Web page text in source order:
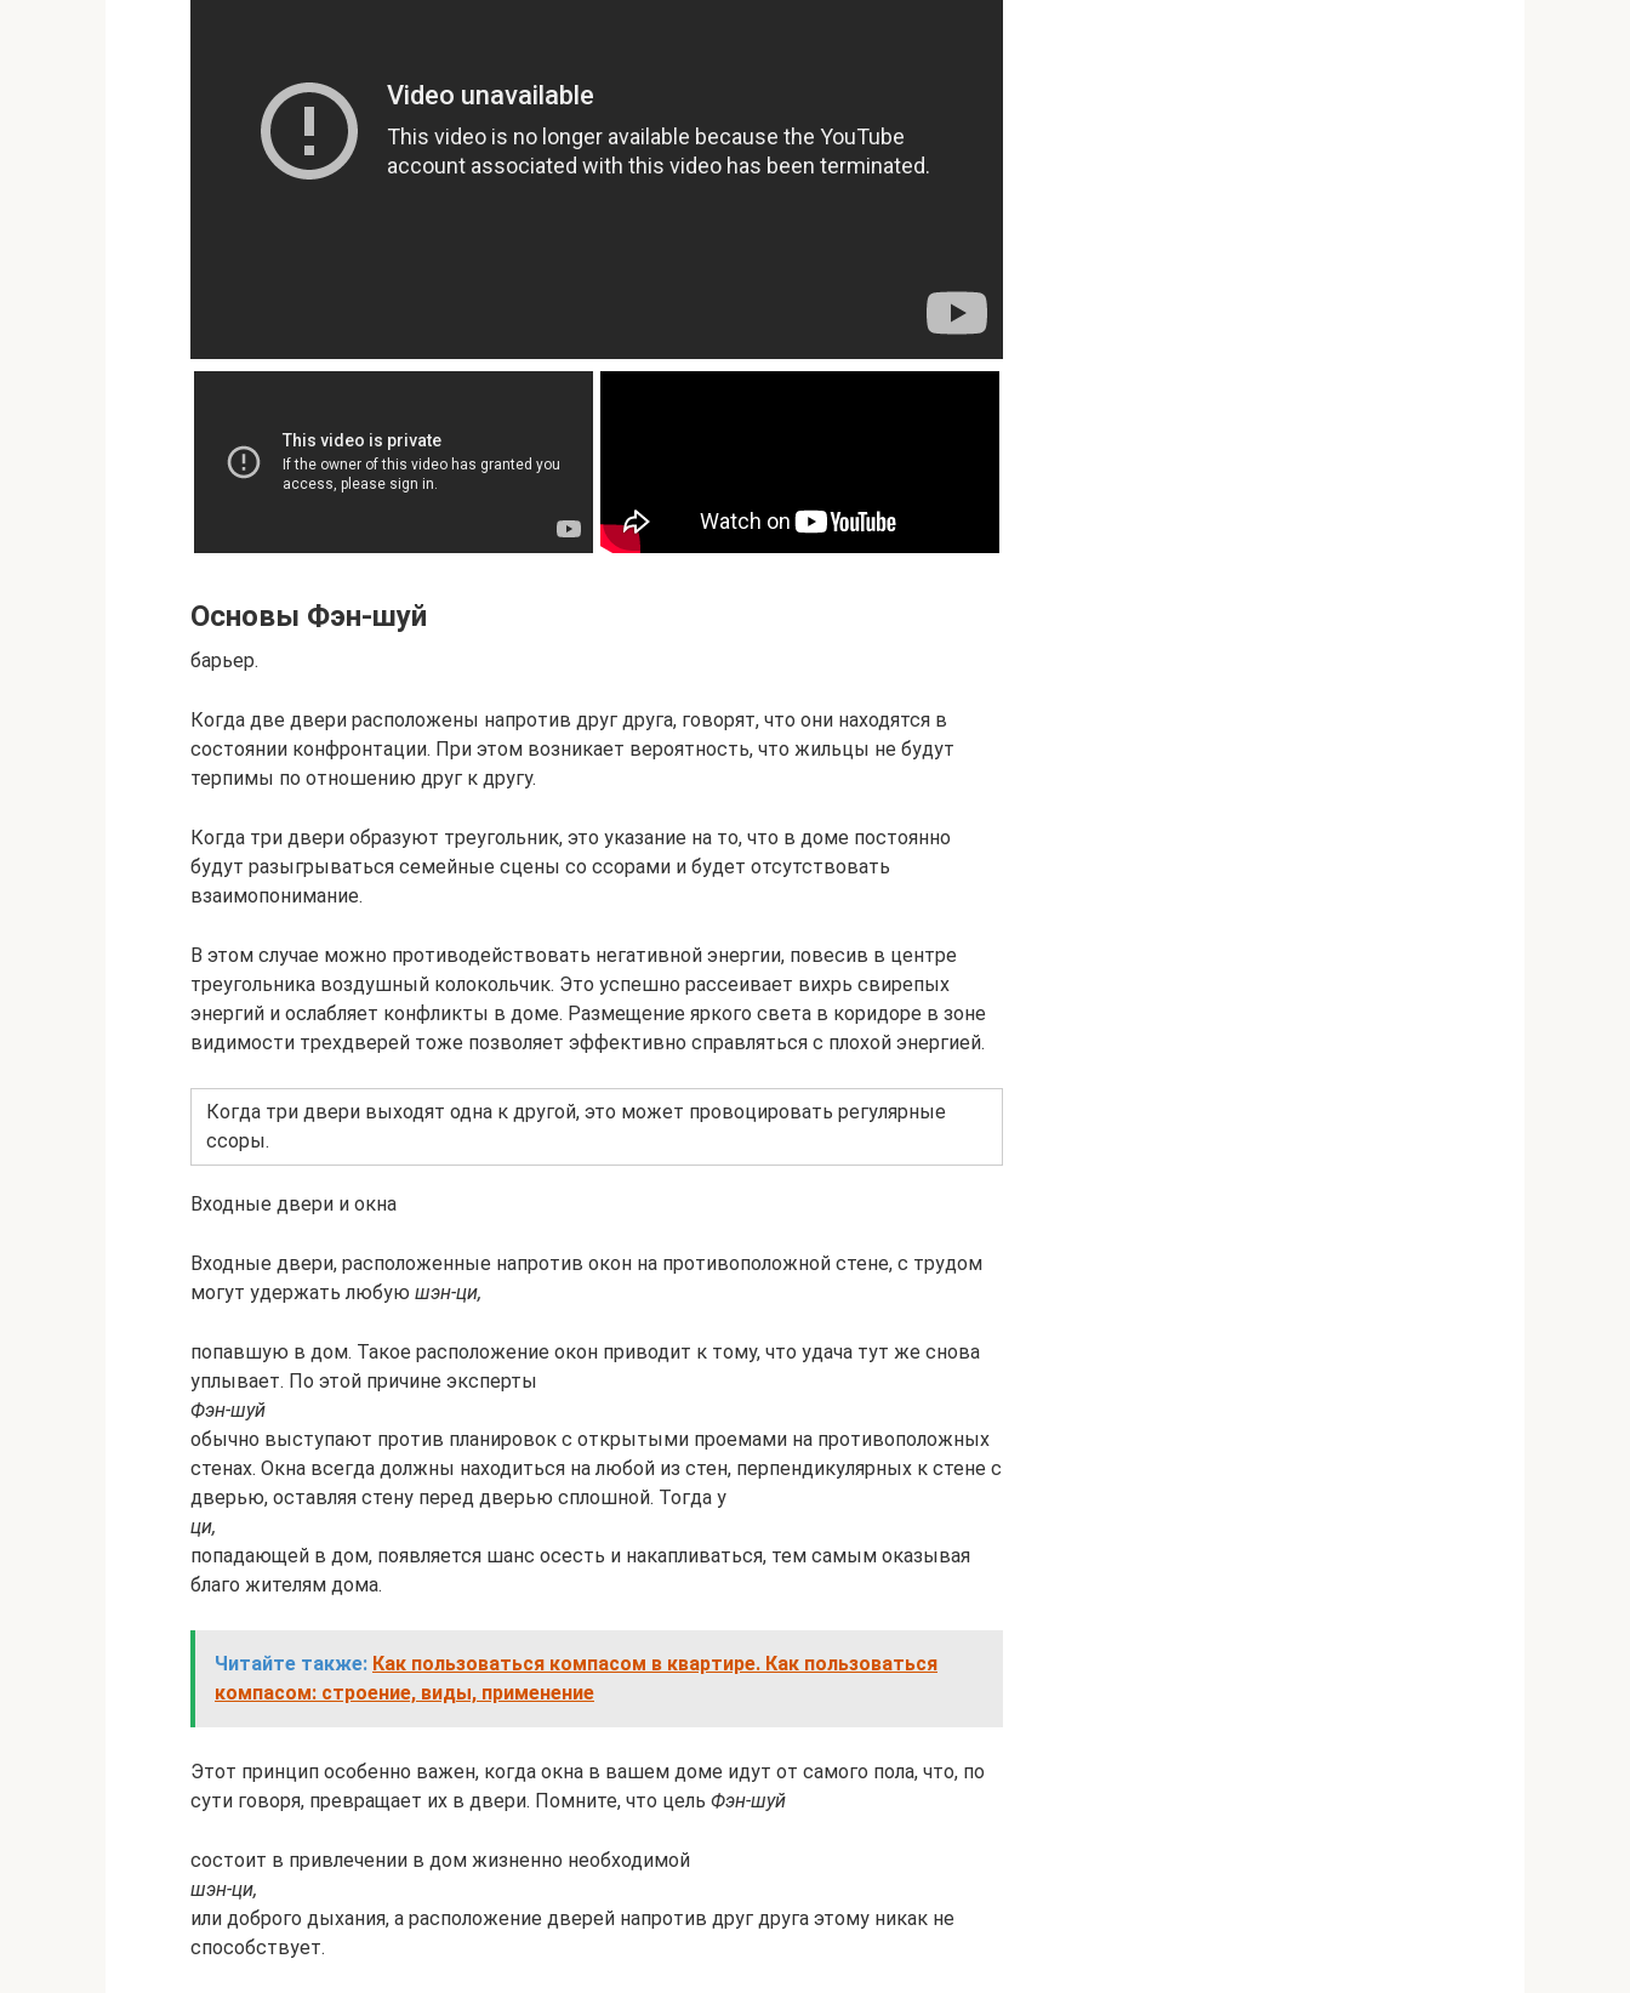
Основы Фэн-шуй
барьер.
Когда две двери расположены напротив друг друга, говорят, что они находятся в
состоянии конфронтации. При этом возникает вероятность, что жильцы не будут
терпимы по отношению друг к другу.
Когда три двери образуют треугольник, это указание на то, что в доме постоянно
будут разыгрываться семейные сцены со ссорами и будет отсутствовать
взаимопонимание.
В этом случае можно противодействовать негативной энергии, повесив в центре
треугольника воздушный колокольчик. Это успешно рассеивает вихрь свирепых
энергий и ослабляет конфликты в доме. Размещение яркого света в коридоре в зоне
видимости трехдверей тоже позволяет эффективно справляться с плохой энергией.
Когда три двери выходят одна к другой, это может провоцировать регулярные
ссоры.
Входные двери и окна
Входные двери, расположенные напротив окон на противоположной стене, с трудом
могут удержать любую шэн-ци,
попавшую в дом. Такое расположение окон приводит к тому, что удача тут же снова
уплывает. По этой причине эксперты
Фэн-шуй
обычно выступают против планировок с открытыми проемами на противоположных
стенах. Окна всегда должны находиться на любой из стен, перпендикулярных к стене с
дверью, оставляя стену перед дверью сплошной. Тогда у
ци,
попадающей в дом, появляется шанс осесть и накапливаться, тем самым оказывая
благо жителям дома.
Читайте также: Как пользоваться компасом в квартире. Как пользоваться
компасом: строение, виды, применение
Этот принцип особенно важен, когда окна в вашем доме идут от самого пола, что, по
сути говоря, превращает их в двери. Помните, что цель Фэн-шуй
состоит в привлечении в дом жизненно необходимой
шэн-ци,
или доброго дыхания, а расположение дверей напротив друг друга этому никак не
способствует.